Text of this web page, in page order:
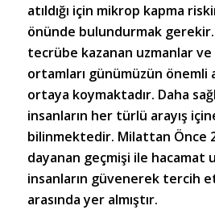
atıldığı için mikrop kapma
önünde bulundurmak gerekir.
tecrübe kazanan uzmanlar ve
ortamları günümüzün önemli
ortaya koymaktadır. Daha
insanların her türlü arayış
bilinmektedir. Milattan Önce 2
dayanan geçmişi ile hacamat
insanların güvenerek tercih
arasında yer almıştır.